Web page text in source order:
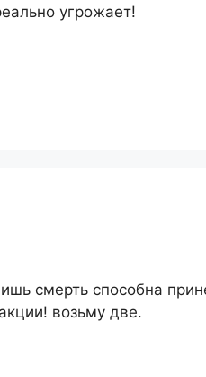
угрожает!
смерть способна
возьму две.